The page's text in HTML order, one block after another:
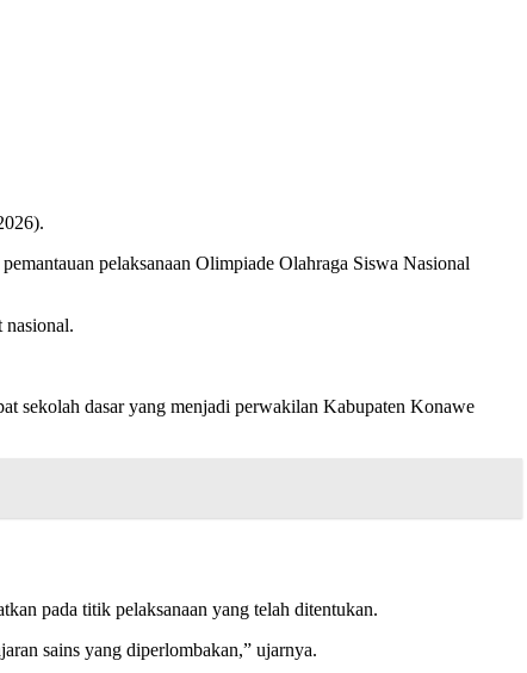
pelaksanaan Olimpiade Olahraga Siswa Nasional
nasional.
sekolah dasar yang menjadi perwakilan Kabupaten Konawe
pada titik pelaksanaan yang telah ditentukan.
sains yang diperlombakan,” ujarnya.